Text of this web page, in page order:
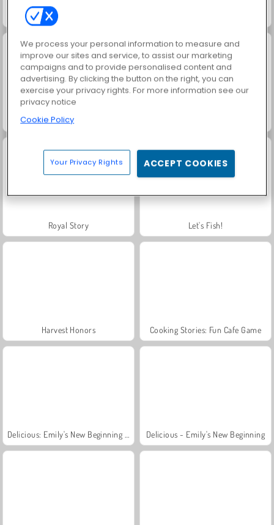
Farm Merge Valley
Scala 40
Royal Story Let's Fish!
Harvest Honors Cooking Stories: Fun Cafe Game
Delicious - Emily's New Beginning
We process your personal information to measure and
improve our sites and service, to assist our marketing
campaigns and to provide personalised content and
advertising. By clicking the button on the right, you can
exercise your privacy rights. For more information see our
privacy notice
Cookie Policy
Your Privacy Rights ACCEPT COOKIES